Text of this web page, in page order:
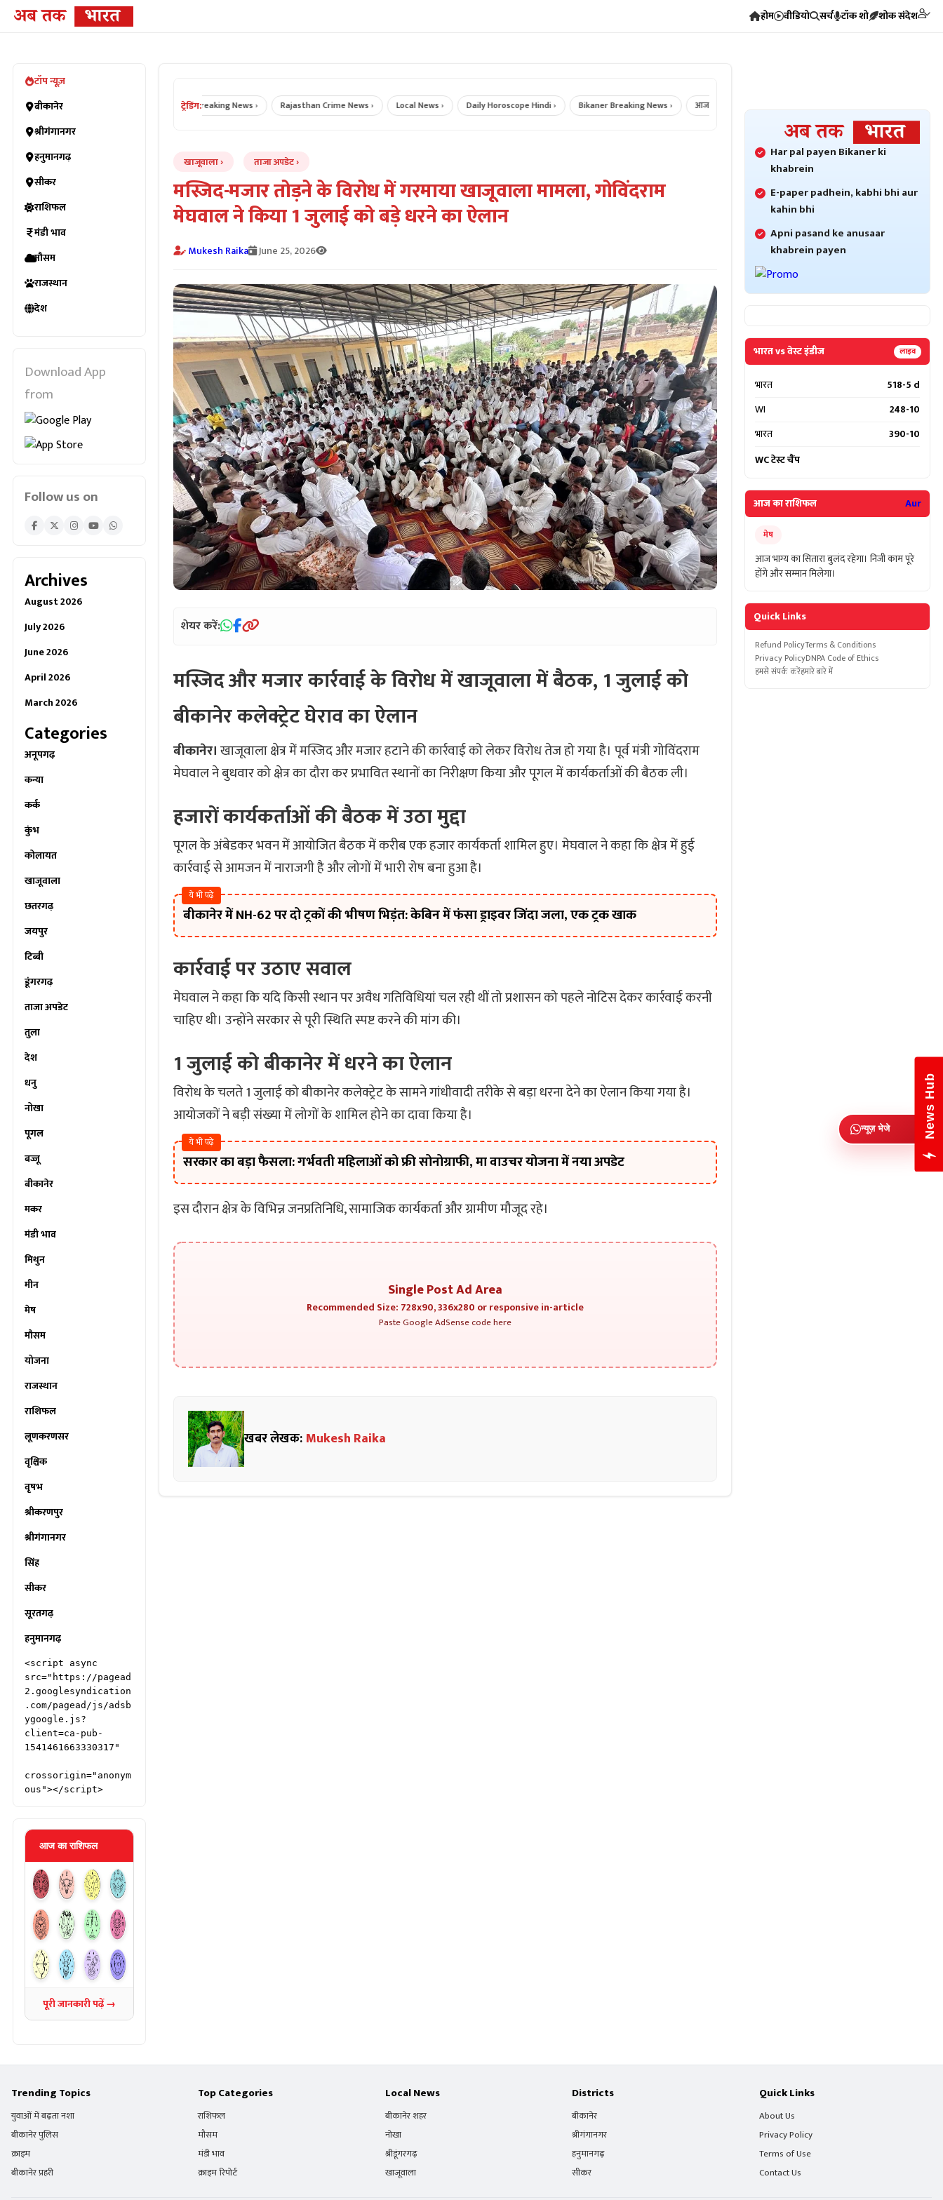
होम वीडियो सर्च टॉक शो शोक संदेश
टॉप न्यूज़
बीकानेर
श्रीगंगानगर
हनुमानगढ़
सीकर
राशिफल
मंडी भाव
मौसम
राजस्थान
देश
Download App
from
Follow us on
Archives
August 2026
July 2026
June 2026
April 2026
March 2026
Categories
अनूपगढ़
कन्या
कर्क
कुंभ
कोलायत
खाजूवाला
छतरगढ़
जयपुर
टिब्बी
डूंगरगढ़
ताजा अपडेट
तुला
देश
धनु
नोखा
पूगल
बज्जू
बीकानेर
मकर
मंडी भाव
मिथुन
मीन
मेष
मौसम
योजना
राजस्थान
राशिफल
लूणकरणसर
वृश्चिक
वृषभ
श्रीकरणपुर
श्रीगंगानगर
सिंह
सीकर
सूरतगढ़
हनुमानगढ़
<script async
src="https://pagead
2.googlesyndication
.com/pagead/js/adsb
ygoogle.js?
client=ca-pub-
1541461663330317"
crossorigin="anonym
ous"></script>
आज का राशिफल
पूरी जानकारी पढ़ें →
ट्रेडिंग:
Bikaner News › Breaking News › Rajasthan Crime News › Local News › Daily Horoscope Hindi › Bikaner Breaking News › आज का राशिफल ›
खाजूवाला ताजा अपडेट
मस्जिद-मजार तोड़ने के विरोध में गरमाया खाजूवाला मामला, गोविंदराम
मेघवाल ने किया 1 जुलाई को बड़े धरने का ऐलान
Mukesh Raika June 25, 2026
शेयर करें:
मस्जिद और मजार कार्रवाई के विरोध में खाजूवाला में बैठक, 1 जुलाई को
बीकानेर कलेक्ट्रेट घेराव का ऐलान
बीकानेर।खाजूवाला क्षेत्र में मस्जिद और मजार हटाने की कार्रवाई को लेकर विरोध तेज हो गया है। पूर्व मंत्री गोविंदराम
मेघवाल ने बुधवार को क्षेत्र का दौरा कर प्रभावित स्थानों का निरीक्षण किया और पूगल में कार्यकर्ताओं की बैठक ली।
हजारों कार्यकर्ताओं की बैठक में उठा मुद्दा
पूगल के अंबेडकर भवन में आयोजित बैठक में करीब एक हजार कार्यकर्ता शामिल हुए। मेघवाल ने कहा कि क्षेत्र में हुई
कार्रवाई से आमजन में नाराजगी है और लोगों में भारी रोष बना हुआ है।
ये भी पढ़े
बीकानेर में NH-62 पर दो ट्रकों की भीषण भिड़ंत: केबिन में फंसा ड्राइवर जिंदा जला, एक ट्रक खाक
कार्रवाई पर उठाए सवाल
मेघवाल ने कहा कि यदि किसी स्थान पर अवैध गतिविधियां चल रही थीं तो प्रशासन को पहले नोटिस देकर कार्रवाई करनी
चाहिए थी। उन्होंने सरकार से पूरी स्थिति स्पष्ट करने की मांग की।
1 जुलाई को बीकानेर में धरने का ऐलान
विरोध के चलते 1 जुलाई को बीकानेर कलेक्ट्रेट के सामने गांधीवादी तरीके से बड़ा धरना देने का ऐलान किया गया है।
आयोजकों ने बड़ी संख्या में लोगों के शामिल होने का दावा किया है।
ये भी पढ़े
सरकार का बड़ा फैसला: गर्भवती महिलाओं को फ्री सोनोग्राफी, मा वाउचर योजना में नया अपडेट
इस दौरान क्षेत्र के विभिन्न जनप्रतिनिधि, सामाजिक कार्यकर्ता और ग्रामीण मौजूद रहे।
Single Post Ad Area
Recommended Size: 728x90, 336x280 or responsive in-article
Paste Google AdSense code here
खबर लेखक: Mukesh Raika
Har pal payen Bikaner ki
khabrein
E-paper padhein, kabhi bhi aur
kahin bhi
Apni pasand ke anusaar
khabrein payen
भारत vs वेस्ट इंडीज लाइव
भारत
518-5 d
WI
248-10
भारत
390-10
WC टेस्ट चैंप
आज का राशिफल Aur
मेष
आज भाग्य का सितारा बुलंद रहेगा। निजी काम पूरे
होंगे और सम्मान मिलेगा।
Quick Links
Refund PolicyTerms & Conditions
Privacy PolicyDNPA Code of Ethics
हमसे संपर्क करेंहमारे बारे में
Trending Topics
युवाओं में बढ़ता नशा
बीकानेर पुलिस
क्राइम
बीकानेर प्रहरी
Top Categories
राशिफल
मौसम
मंडी भाव
क्राइम रिपोर्ट
Local News
बीकानेर शहर
नोखा
श्रीडूंगरगढ़
खाजूवाला
Districts
बीकानेर
श्रीगंगानगर
हनुमानगढ़
सीकर
Quick Links
About Us
Privacy Policy
Terms of Use
Contact Us
न्यूज़ भेजे News Hub